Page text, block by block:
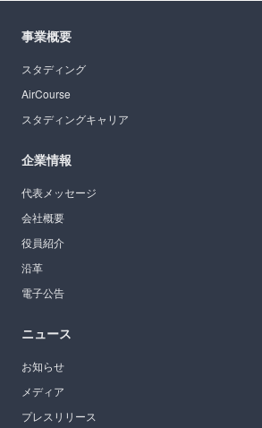
事業概要
スタディング
AirCourse
スタディングキャリア
企業情報
代表メッセージ
会社概要
役員紹介
沿革
電子公告
ニュース
お知らせ
メディア
プレスリリース